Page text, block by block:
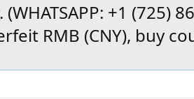
+1 (725)
RMB (CNY), buy